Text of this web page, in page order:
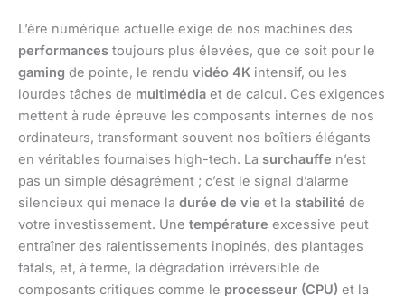
L’ère numérique actuelle exige de nos machines des
performances toujours plus élevées, que ce soit pour le
gaming de pointe, le rendu vidéo 4K intensif, ou les
lourdes tâches de multimédia et de calcul. Ces exigences
mettent à rude épreuve les composants internes de nos
ordinateurs, transformant souvent nos boîtiers élégants
en véritables fournaises high-tech. La surchauffe n’est
pas un simple désagrément ; c’est le signal d’alarme
silencieux qui menace la durée de vie et la stabilité de
votre investissement. Une température excessive peut
entraîner des ralentissements inopinés, des plantages
fatals, et, à terme, la dégradation irréversible de
composants critiques comme le processeur (CPU) et la